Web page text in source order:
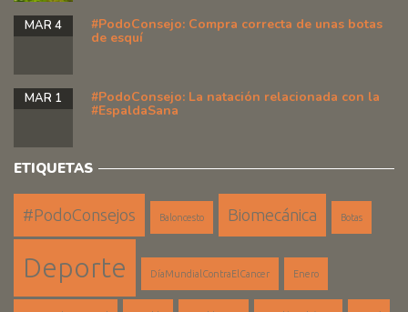
#PodoConsejo: Compra correcta de unas botas
de esquí
MAR 4
#PodoConsejo: La natación relacionada con la
#EspaldaSana
MAR 1
ETIQUETAS
#PodoConsejos Baloncesto Biomecánica Botas
Deporte DíaMundialContraElCancer Enero